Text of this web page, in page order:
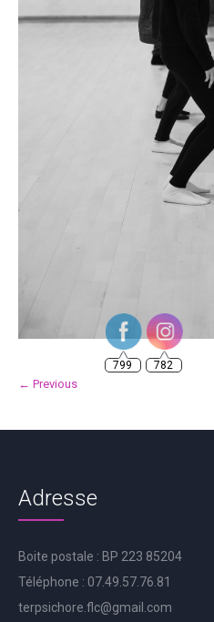
← Previous
Adresse
Boite postale : BP 223 85204
Téléphone : 07.49.57.76.81
terpsichore.flc@gmail.com
799 782